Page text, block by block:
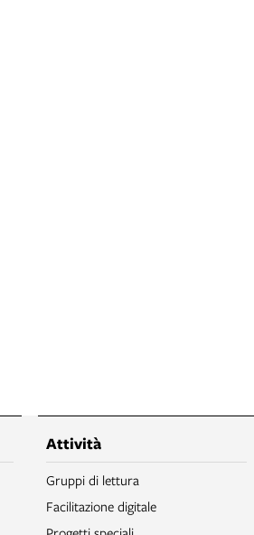
Attività
Gruppi di lettura
Facilitazione digitale